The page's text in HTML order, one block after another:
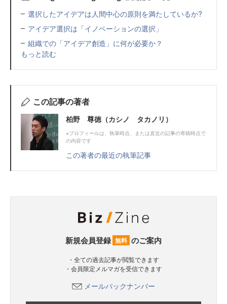
選択したアイデアは人間中心の原則を満たしているか?
アイデア選択は「イノベーションの選択」
組織での「アイデア創造」に何が必要か？
もっと読む
この記事の著者
柏野 尊徳（カシノ タカノリ）
※プロフィールは、執筆時点、または直近の記事の寄稿時点で
の内容です
この著者の最近の執筆記事
新規会員登録 無料 のご案内
・全ての過去記事が閲覧できます
・会員限定メルマガを受信できます
メールバックナンバー